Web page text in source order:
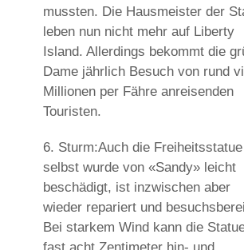
mussten. Die Hausmeister der
leben nun nicht mehr auf Liberty
Island. Allerdings bekommt die
Dame jährlich Besuch von rund
Millionen per Fähre anreisenden
Touristen.
6. Sturm:Auch die Freiheitsstatue
selbst wurde von «Sandy» leicht
beschädigt, ist inzwischen aber
wieder repariert und
Bei starkem Wind kann die